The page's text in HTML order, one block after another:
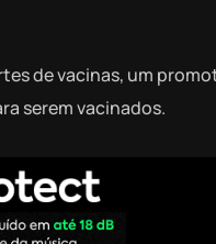
de vacinas, um
serem vacinados.